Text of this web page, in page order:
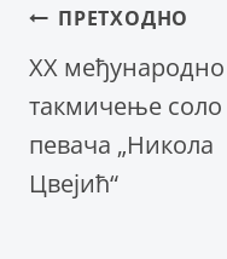
Кретање
чланка
ПРЕТХОДНО
XX међународно
такмичење соло
певача „Никола
Цвејић“